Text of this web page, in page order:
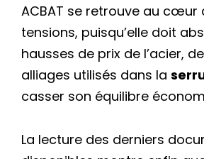
ACBAT se retrouve au cœur
tensions, puisqu’elle doit
hausses de prix de l’acier,
alliages utilisés dans la
casser son équilibre
La lecture des derniers